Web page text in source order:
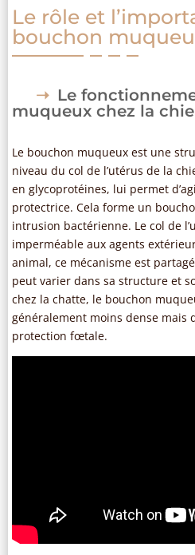
Le rôle et
bouchon
Le
muqueux chez la
Le bouchon muqueux est une
niveau du col de l’utérus de la
en glycoprotéines, lui permet
protectrice. Cela forme un
intrusion bactérienne. Le col de
imperméable aux agents
animal, ce mécanisme est
peut varier dans sa structure et
chez la chatte, le bouchon
généralement moins dense mais
protection fœtale.